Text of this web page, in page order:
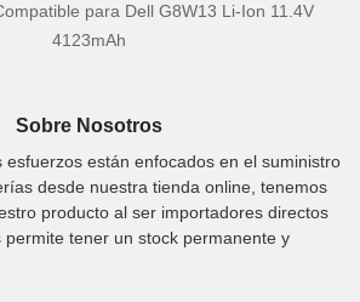
para Dell G8W13 Li-Ion 11.4V
4123mAh
Sobre Nosotros
esfuerzos están enfocados en el suministro
desde nuestra tienda online, tenemos
producto al ser importadores directos
tener un stock permanente y